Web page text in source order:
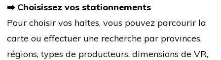
➡️ Choisissez vos stationnements
Pour choisir vos haltes, vous pouvez parcourir la
carte ou effectuer une recherche par provinces,
régions, types de producteurs, dimensions de VR,